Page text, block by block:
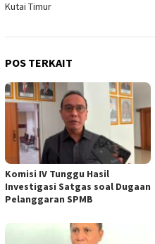
Kutai Timur
POS TERKAIT
Komisi IV Tunggu Hasil
Investigasi Satgas soal Dugaan
Pelanggaran SPMB